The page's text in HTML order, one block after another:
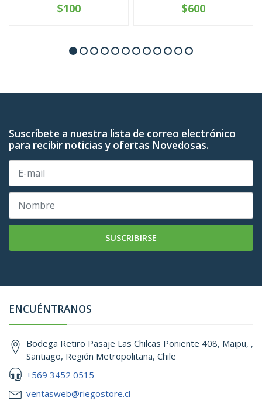
$100 $600
Suscríbete a nuestra lista de correo electrónico
para recibir noticias y ofertas Novedosas.
SUSCRIBIRSE
ENCUÉNTRANOS
Bodega Retiro Pasaje Las Chilcas Poniente 408, Maipu, ,
Santiago, Región Metropolitana, Chile
+569 3452 0515
ventasweb@riegostore.cl